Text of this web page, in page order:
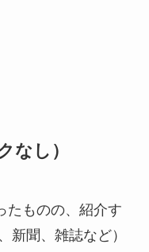
なし）
たものの、紹介す
新聞、雑誌など）